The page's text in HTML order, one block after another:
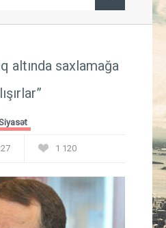
İqtisadiyyat
Güney Azərbaycan
Mədəniyyət
altında saxlamağa
1 120